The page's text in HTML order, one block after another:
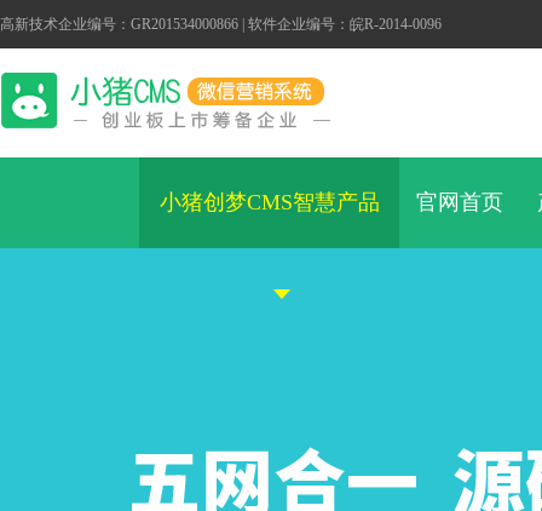
高新技术企业编号：GR201534000866 | 软件企业编号：皖R-2014-0096
小猪创梦CMS智慧产品 官网首页